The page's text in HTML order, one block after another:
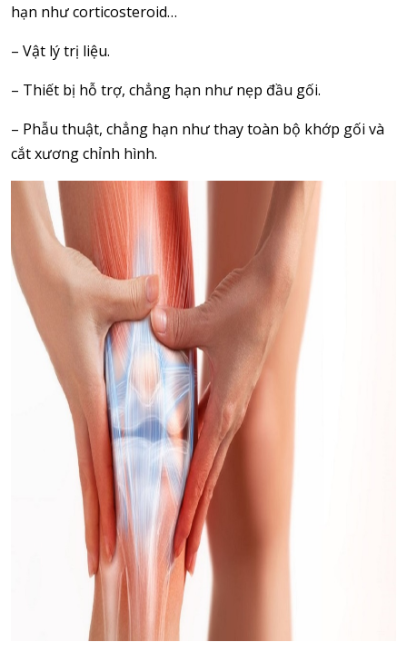
hạn như corticosteroid…
– Vật lý trị liệu.
– Thiết bị hỗ trợ, chẳng hạn như nẹp đầu gối.
– Phẫu thuật, chẳng hạn như thay toàn bộ khớp gối và
cắt xương chỉnh hình.